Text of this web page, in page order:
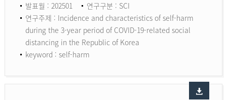
발표월 : 202501
연구구분 : SCI
연구주제 : Incidence and characteristics of self-harm
during the 3-year period of COVID-19-related social
distancing in the Republic of Korea
keyword : self-harm